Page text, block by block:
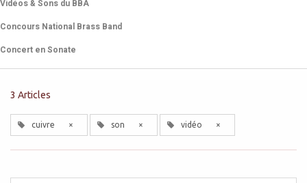
Vidéos & Sons du BBA
Concours National Brass Band
Concert en Sonate
3 Articles
cuivre × son × vidéo ×